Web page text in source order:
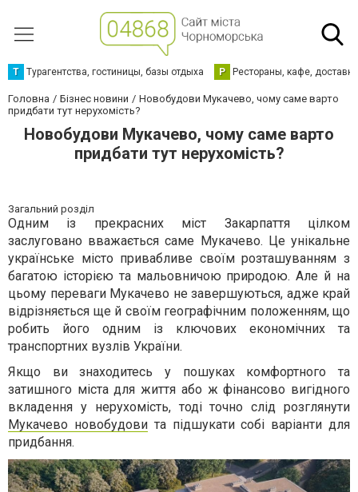
Т Турагентства, гостиницы, базы отдыха Р Рестораны, кафе,
Головна Бізнес новини
Новобудови Мукачево, чому саме варто
придбати тут нерухомість?
Новобудови Мукачево, чому саме варто
придбати тут нерухомість?
Загальний розділ
Одним із прекрасних міст Закарпаття цілком
заслуговано вважається саме Мукачево. Це унікальне
українське місто привабливе своїм розташуванням з
багатою історією та мальовничою природою. Але й на
цьому переваги Мукачево не завершуються, адже край
відрізняється ще й своїм географічним положенням, що
робить його одним із ключових економічних та
транспортних вузлів України.
Якщо ви знаходитесь у пошуках комфортного та
затишного міста для життя або ж фінансово вигідного
вкладення у нерухомість, тоді точно слід розглянути
Мукачево новобудовита підшукати собі варіанти для
придбання.